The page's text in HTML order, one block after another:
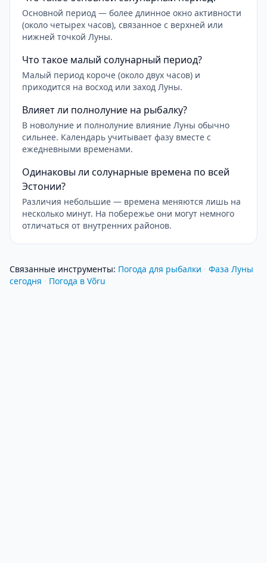
Основной период — более длинное окно активности
(около четырех часов), связанное с верхней или
нижней точкой Луны.
Что такое малый солунарный период?
Малый период короче (около двух часов) и
приходится на восход или заход Луны.
Влияет ли полнолуние на рыбалку?
В новолуние и полнолуние влияние Луны обычно
сильнее. Календарь учитывает фазу вместе с
ежедневными временами.
Одинаковы ли солунарные времена по всей
Эстонии?
Различия небольшие — времена меняются лишь на
несколько минут. На побережье они могут немного
отличаться от внутренних районов.
Связанные инструменты: Погода для рыбалки · Фаза Луны
сегодня · Погода в Võru